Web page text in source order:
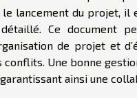
le lancement du projet, il
Ce document
de projet et
conflits. Une bonne
ainsi une